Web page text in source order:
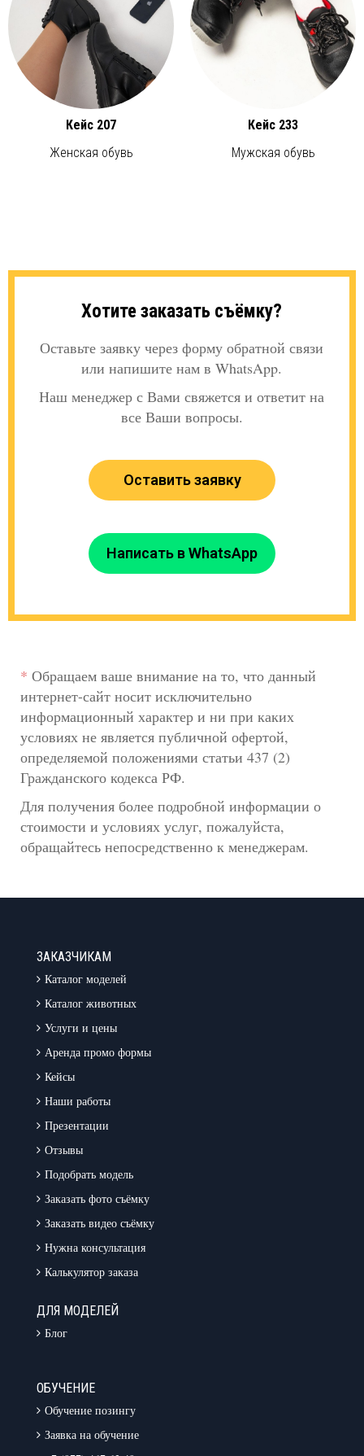
Кейс 207
Женская обувь
Кейс 233
Мужская обувь
Хотите заказать съёмку?
Оставьте заявку через форму обратной связи
или напишите нам в WhatsApp.
Наш менеджер с Вами свяжется и ответит на
все Ваши вопросы.
Оставить заявку
Написать в WhatsApp
* Обращаем ваше внимание на то, что данный
интернет-сайт носит исключительно
информационный характер и ни при каких
условиях не является публичной офертой,
определяемой положениями статьи 437 (2)
Гражданского кодекса РФ.
Для получения более подробной информации о
стоимости и условиях услуг, пожалуйста,
обращайтесь непосредственно к менеджерам.
ЗАКАЗЧИКАМ
Каталог моделей
Каталог животных
Услуги и цены
Аренда промо формы
Кейсы
Наши работы
Презентации
Отзывы
Подобрать модель
Заказать фото съёмку
Заказать видео съёмку
Нужна консультация
Калькулятор заказа
ДЛЯ МОДЕЛЕЙ
Блог
ОБУЧЕНИЕ
Обучение позингу
Заявка на обучение